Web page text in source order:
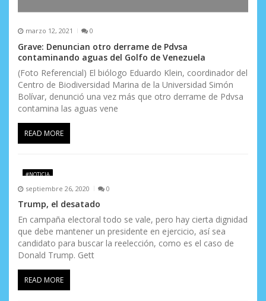
marzo 12, 2021 0
Grave: Denuncian otro derrame de Pdvsa
contaminando aguas del Golfo de Venezuela
(Foto Referencial) El biólogo Eduardo Klein, coordinador del
Centro de Biodiversidad Marina de la Universidad Simón
Bolívar, denunció una vez más que otro derrame de Pdvsa
contamina las aguas vene
READ MORE
#NOTICIA
septiembre 26, 2020 0
Trump, el desatado
En campaña electoral todo se vale, pero hay cierta dignidad
que debe mantener un presidente en ejercicio, así sea
candidato para buscar la reelección, como es el caso de
Donald Trump. Gett
READ MORE